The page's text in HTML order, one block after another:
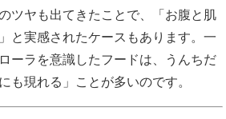
ツヤも出てきたことで、「お腹と肌
と実感されたケースもあります。一
ーラを意識したフードは、うんちだ
も現れる」ことが多いのです。